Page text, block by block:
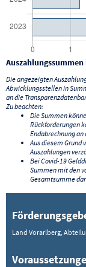
Die angezeigten
Abwicklungsstellen in
an die
Zu beachten:
Die Summen
Rückforderungen
Endabrechnung
Aus diesem
Auszahlungen
Bei Covid-19
Summen mit den
Gesamtsumme
Land Vorarlberg,